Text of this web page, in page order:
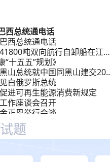
西总统通电话
西总统通电话
吨双向航行自卸船在江苏
十五五”规划》
山总统就中国同黑山建交20
白俄罗斯总统
进可再生能源消费新规定
作座谈会召开
正恩举行会谈
和发展未来产业》
题